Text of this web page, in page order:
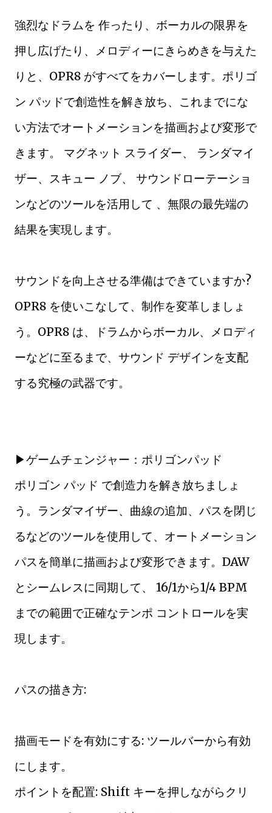
強烈なドラムを 作ったり、ボーカルの限界を
押し広げたり、メロディーにきらめきを与えた
りと、OPR8 がすべてをカバーします。ポリゴ
ン パッドで創造性を解き放ち、これまでにな
い方法でオートメーションを描画および変形で
きます。 マグネット スライダー、 ランダマイ
ザー、スキュー ノブ、 サウンドローテーショ
ンなどのツールを活用して 、無限の最先端の
結果を実現します。
サウンドを向上させる準備はできていますか?
OPR8 を使いこなして、制作を変革しましょ
う。OPR8 は、ドラムからボーカル、メロディ
ーなどに至るまで、サウンド デザインを支配
する究極の武器です。
▶ゲームチェンジャー：ポリゴンパッド
ポリゴン パッド で創造力を解き放ちましょ
う。ランダマイザー、曲線の追加、パスを閉じ
るなどのツールを使用して、オートメーション
パスを簡単に描画および変形できます。DAW
とシームレスに同期して、 16/1から1/4 BPM
までの範囲で正確なテンポ コントロールを実
現します。
パスの描き方:
描画モードを有効にする: ツールバーから有効
にします。
ポイントを配置: Shift キーを押しながらクリ